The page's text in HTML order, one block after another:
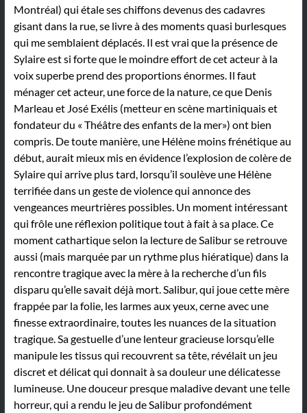
Montréal) qui étale ses chiffons devenus des cadavres
gisant dans la rue, se livre à des moments quasi burlesques
qui me semblaient déplacés. Il est vrai que la présence de
Sylaire est si forte que le moindre effort de cet acteur à la
voix superbe prend des proportions énormes. Il faut
ménager cet acteur, une force de la nature, ce que Denis
Marleau et José Exélis (metteur en scène martiniquais et
fondateur du « Théâtre des enfants de la mer») ont bien
compris. De toute manière, une Hélène moins frénétique au
début, aurait mieux mis en évidence l’explosion de colère de
Sylaire qui arrive plus tard, lorsqu’il soulève une Hélène
terrifiée dans un geste de violence qui annonce des
vengeances meurtrières possibles. Un moment intéressant
qui frôle une réflexion politique tout à fait à sa place. Ce
moment cathartique selon la lecture de Salibur se retrouve
aussi (mais marquée par un rythme plus hiératique) dans la
rencontre tragique avec la mère à la recherche d’un fils
disparu qu’elle savait déjà mort. Salibur, qui joue cette mère
frappée par la folie, les larmes aux yeux, cerne avec une
finesse extraordinaire, toutes les nuances de la situation
tragique. Sa gestuelle d’une lenteur gracieuse lorsqu’elle
manipule les tissus qui recouvrent sa tête, révélait un jeu
discret et délicat qui donnait à sa douleur une délicatesse
lumineuse. Une douceur presque maladive devant une telle
horreur, qui a rendu le jeu de Salibur profondément